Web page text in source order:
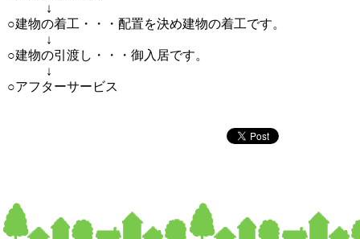
↓
○建物の着工・・・配置を決め建物の着工です。
↓
○建物の引渡し・・・御入居です。
↓
○アフターサービス